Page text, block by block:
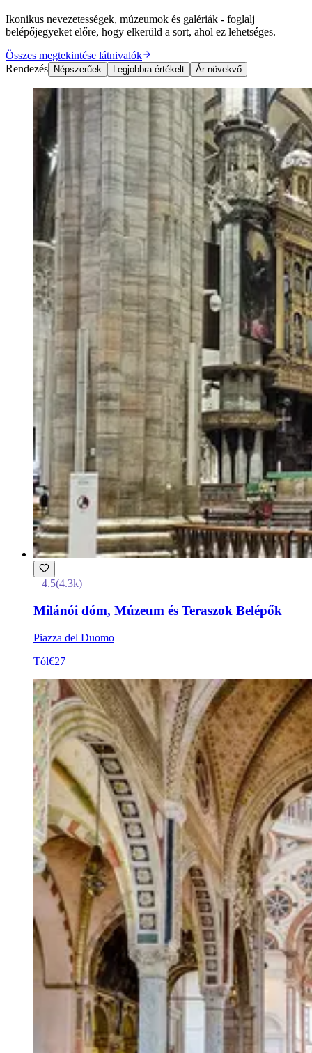
Ikonikus nevezetességek, múzeumok és galériák - foglalj
belépőjegyeket előre, hogy elkerüld a sort, ahol ez lehetséges.
Összes megtekintése látnivalók
Rendezés
Népszerűek Legjobbra értékelt Ár növekvő
4.5(4.3k)
Milánói dóm, Múzeum és Teraszok Belépők
Piazza del Duomo
Tól€27